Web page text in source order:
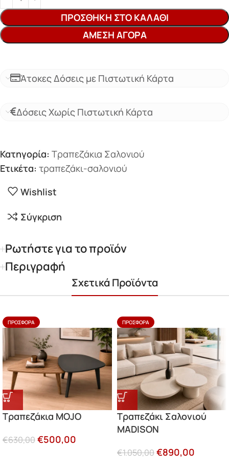
ΠΡΟΣΘΉΚΗ ΣΤΟ ΚΑΛΆΘΙ
ΆΜΕΣΗ ΑΓΟΡΆ
Άτοκες Δόσεις με Πιστωτική Κάρτα
Δόσεις Χωρίς Πιστωτική Κάρτα
Κατηγορία: Τραπεζάκια Σαλονιού
Ετικέτα: τραπεζάκι-σαλονιού
Wishlist
Σύγκριση
Ρωτήστε για το προϊόν
Περιγραφή
Σχετικά Προϊόντα
ΠΡΟΣΦΟΡΆ
Τραπεζάκια MOJO
€630,00€500,00
ΠΡΟΣΦΟΡΆ
Τραπεζάκι Σαλονιού
MADISON
€1.050,00€890,00